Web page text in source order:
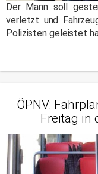
Der Mann soll
verletzt und
Polizisten geleistet
ÖPNV:
Freitag in